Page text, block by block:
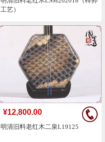
工艺）
明清旧料老红木二泉L19125
¥12,800.00